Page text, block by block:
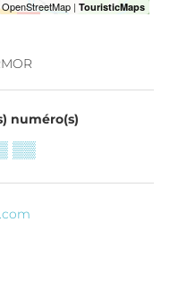
numéro(s)
▒▒